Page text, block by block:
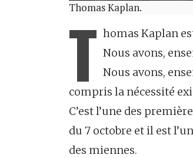
Thomas Kaplan.
T homas Kaplan
Nous avons,
Nous avons,
compris la nécessité
C’est l’une des
du 7 octobre et il est
des miennes.